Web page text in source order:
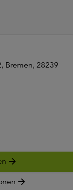
Bremen, 28239